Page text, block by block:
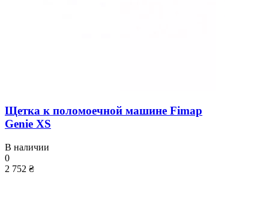
Щетка к поломоечной машине Fimap
Genie XS
В наличии
0
2 752 ₴